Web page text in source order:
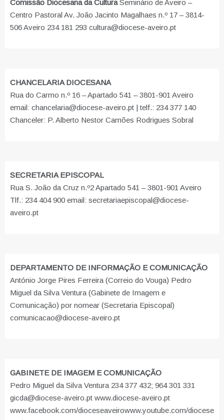
Comissão Diocesana da CulturaSeminário de Aveiro –
Centro Pastoral Av. João Jacinto Magalhaes n.º 17 – 3814-
506 Aveiro 234 181 293 cultura@diocese-aveiro.pt
CHANCELARIA DIOCESANA
Rua do Carmo n.º 16 – Apartado 541 – 3801-901 Aveiro
email: chancelaria@diocese-aveiro.pt | telf.: 234 377 140
Chanceler: P. Alberto Nestor Camões Rodrigues Sobral
SECRETARIA EPISCOPAL
Rua S. João da Cruz n.º2 Apartado 541 – 3801-901 Aveiro
Tlf.: 234 404 900 email: secretariaepiscopal@diocese-
aveiro.pt
DEPARTAMENTO DE INFORMAÇÃO E COMUNICAÇÃO
António Jorge Pires Ferreira (Correio do Vouga) Pedro
Miguel da Silva Ventura (Gabinete de Imagem e
Comunicação) por nomear (Secretaria Episcopal)
comunicacao@diocese-aveiro.pt
GABINETE DE IMAGEM E COMUNICAÇÃO
Pedro Miguel da Silva Ventura 234 377 432; 964 301 331
gicda@diocese-aveiro.pt www.diocese-aveiro.pt
www.facebook.com/dioceseaveirowww.youtube.com/diocese